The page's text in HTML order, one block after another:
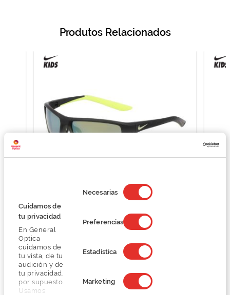
Cuidamos de
tu privacidad
En General
Optica
cuidamos de
tu vista, de tu
audición y de
tu privacidad,
por supuesto.
Usamos
de
consentimiento
Necesarias
Preferencias
Estadística
Marketing
Produtos Relacionados
NIKE JR. NIKE RABID 22 JR IF1054X
53,24 €
70,99 €